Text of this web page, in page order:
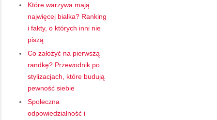
Które warzywa mają
najwięcej białka? Ranking
i fakty, o których inni nie
piszą
Co założyć na pierwszą
randkę? Przewodnik po
stylizacjach, które budują
pewność siebie
Społeczna
odpowiedzialność i